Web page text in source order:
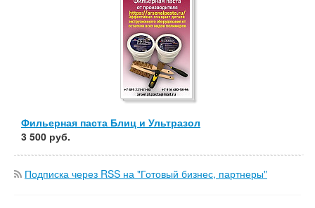
Применить Сбросить фильтр
Фильерная паста Блиц и Ультразол
3 500 руб.
Подписка через RSS на "Готовый бизнес, партнеры"